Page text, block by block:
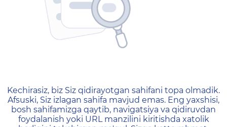
404 — Страница не
Kechirasiz, biz Siz qidirayotgan sahifani topa olmadik.
Afsuski, Siz izlagan sahifa mavjud emas. Eng yaxshisi,
bosh sahifamizga qaytib, navigatsiya va qidiruvdan
foydalanish yoki URL manzilini kiritishda xatolik